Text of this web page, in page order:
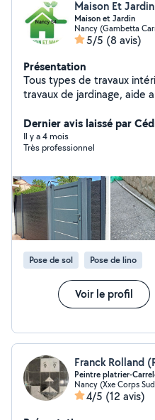
Maison Et Jardin
Maison et Jardin
Nancy (Gambetta
5/5 (8 avis)
Présentation
Tous types de travaux
travaux de jardinage, aide
alentours. Cordialement
Dernier avis laissé par
Il y a 4 mois
Très professionnel
Pose de sol Pose de lino
Voir le profil
Franck Rolland
Peintre platrier-
Nancy (Xxe Corps
4/5 (12 avis)